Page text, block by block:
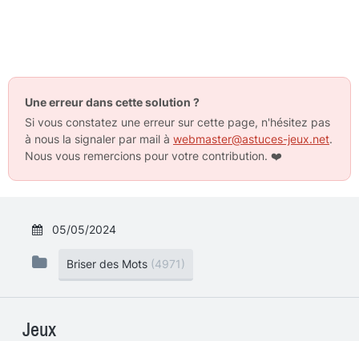
Une erreur dans cette solution ?
Si vous constatez une erreur sur cette page, n'hésitez pas
à nous la signaler par mail à webmaster@astuces-jeux.net.
Nous vous remercions pour votre contribution. ❤️
05/05/2024
Briser des Mots (4971)
Jeux